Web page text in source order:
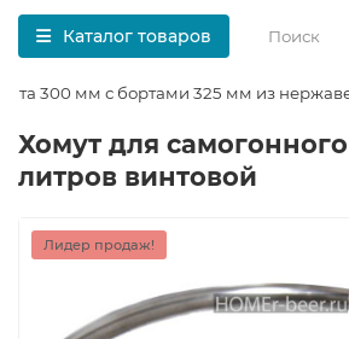
Каталог товаров
300 мм с бортами 325 мм из
Хомут для
литров винтовой
Лидер продаж!